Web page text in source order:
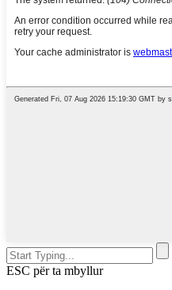
ESC për ta mbyllur